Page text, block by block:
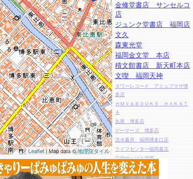
Leaflet| Map data ©地理院タイル
金修堂書店 サンセルコ
店
ジュンク堂書店 福岡店
文久
森東光堂
福岡金文堂 本店
積文館書店 新天町本店
文喫 福岡天神
タワーレコード アミュプラザ博
多店
ＨＭＶ＆ＢＯＯＫＳ ＨＡＫＡＴ
Ａ
丸善 博多店
ゲーマーズ 博多店
流水書房 福岡博多口店
ライフセンター福岡書店
日税サービス福岡
どんぐり共和国 キャナルシティ
博多店